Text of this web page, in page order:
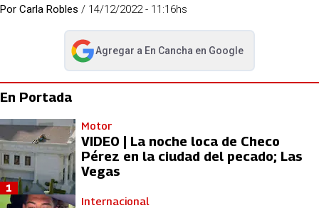
Por Carla Robles / 14/12/2022 - 11:16hs
Agregar a En Cancha en Google
abre en nueva pestaña
En Portada
Motor
VIDEO | La noche loca de Checo
Pérez en la ciudad del pecado; Las
Vegas
1
Internacional